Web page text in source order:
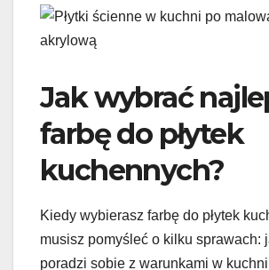
Jak wybrać
farbę do płytek
kuchennych?
Kiedy wybierasz farbę do płytek
musisz pomyśleć o kilku sprawach:
poradzi sobie z warunkami w